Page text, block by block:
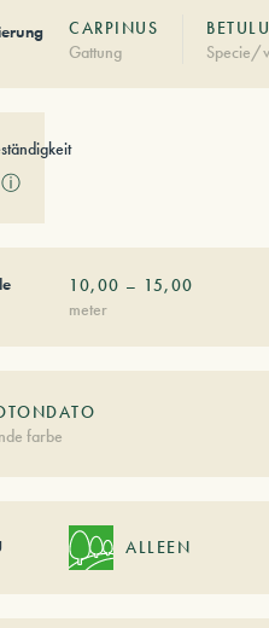
CARPINUS
Gattung
Specie/
ⓘ
10,00 – 15,00
meter
farbe
ALLEEN